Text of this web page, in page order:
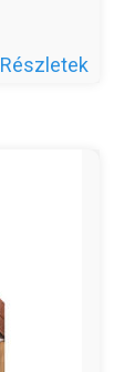
Részletek